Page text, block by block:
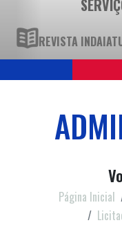
REVISTA
Página Inicial